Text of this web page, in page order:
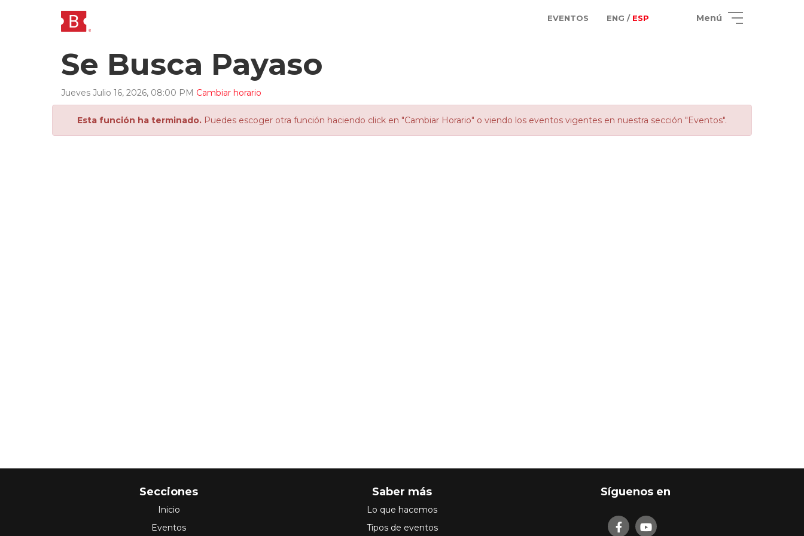
EVENTOS ENG / ESP Menú
Se Busca Payaso
Jueves Julio 16, 2026, 08:00 PM Cambiar horario
Esta función ha terminado. Puedes escoger otra función haciendo click en "Cambiar Horario" o viendo los eventos vigentes en nuestra sección "Eventos".
Secciones
Inicio
Eventos
Saber más
Lo que hacemos
Tipos de eventos
Síguenos en